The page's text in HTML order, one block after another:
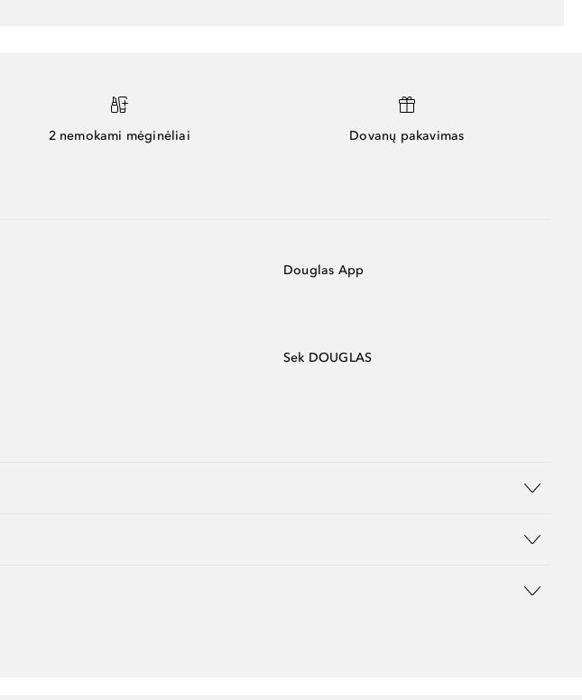
2 nemokami mėginėliai Dovanų pakavimas
Douglas App
Sek DOUGLAS